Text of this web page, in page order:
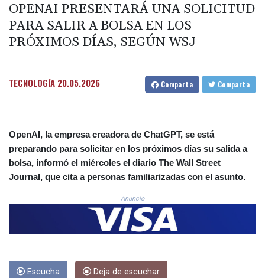
CHF 0.932311
CLF 0.026733
CLP
CNH 7.793913
CUP 30.603652
CVE 110.186265
CZK 24.201154
DJF 205.338828
DOP 67.250199
DZD 153.530983
EGP 57.54318
FJD 2.553963
OPENAI PRESENTARÁ UNA SOLICITUD
PARA SALIR A BOLSA EN LOS
PRÓXIMOS DÍAS, SEGÚN WSJ
TECNOLOGíA 20.05.2026 Comparta Comparta
OpenAI, la empresa creadora de ChatGPT, se está
preparando para solicitar en los próximos días su salida a
bolsa, informó el miércoles el diario The Wall Street
Journal, que cita a personas familiarizadas con el asunto.
Anuncio
Escucha Deja de escuchar